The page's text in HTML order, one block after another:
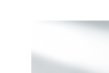
no=292430